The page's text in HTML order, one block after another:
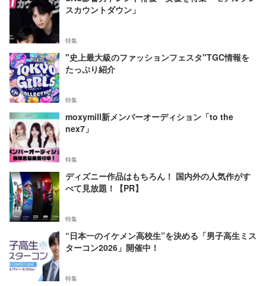
スカウントダウン」
特集
"史上最大級のファッションフェスタ"TGC情報を
たっぷり紹介
特集
moxymill新メンバーオーディション「to the
nex7」
特集
ディズニー作品はもちろん！ 国内外の人気作がす
べて見放題！【PR】
特集
“日本一のイケメン高校生”を決める「男子高生ミス
ターコン2026」開催中！
特集